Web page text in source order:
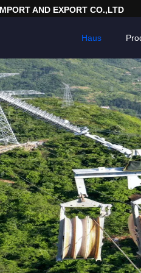
AND EXPORT CO.,LTD
Haus